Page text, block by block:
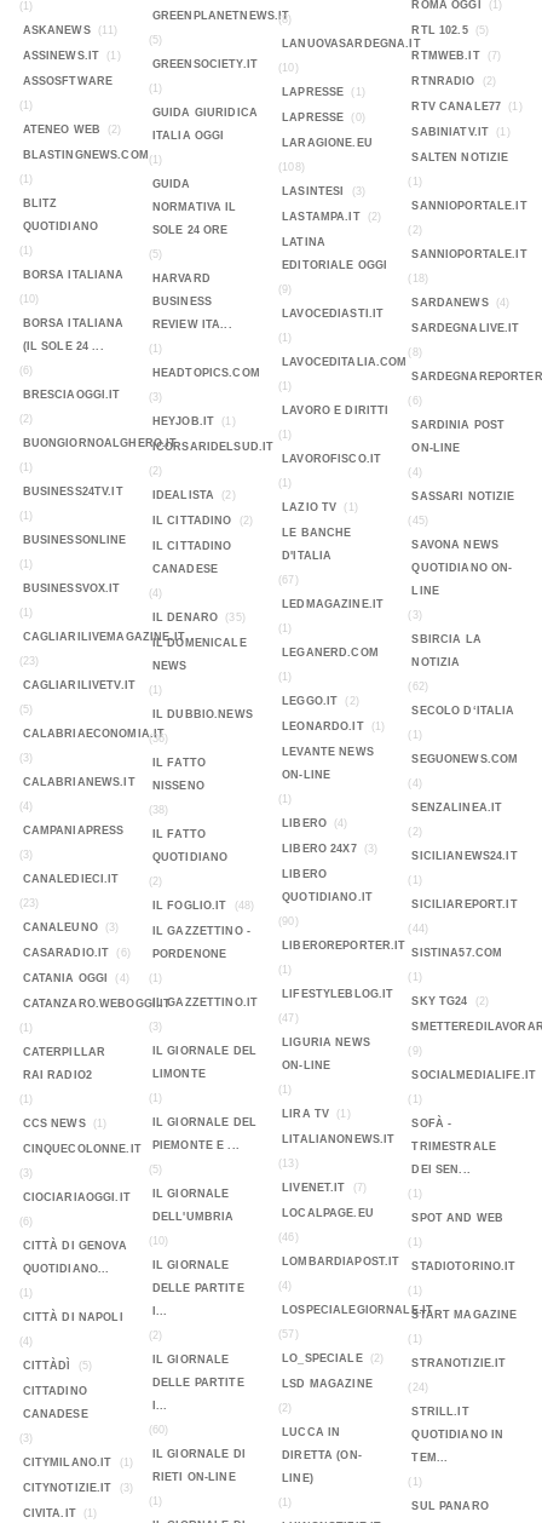
(1)
ASKANEWS
(11)
ASSINEWS.IT (1)
ASSOSFTWARE
(1)
ATENEO WEB
(2)
BLASTINGNEWS.COM
(1)
BLITZ
QUOTIDIANO
(1)
BORSA ITALIANA
(10)
BORSA ITALIANA
(IL SOLE 24 ...
(6)
BRESCIAOGGI.IT
(2)
BUONGIORNOALGHERO.IT
(1)
BUSINESS24TV.IT
(1)
BUSINESSONLINE
(1)
BUSINESSVOX.IT
(1)
CAGLIARILIVEMAGAZINE.IT
(23)
CAGLIARILIVETV.IT
(5)
CALABRIAECONOMIA.IT
(3)
CALABRIANEWS.IT
(4)
CAMPANIAPRESS
(3)
CANALEDIECI.IT
(23)
CANALEUNO
(3)
CASARADIO.IT (6)
CATANIA OGGI (4)
CATANZARO.WEBOGGI.IT
(1)
CATERPILLAR
RAI RADIO2
(1)
CCS NEWS
(1)
CINQUECOLONNE.IT
(3)
CIOCIARIAOGGI.IT
(6)
CITTÀ DI GENOVA
QUOTIDIANO...
(1)
CITTÀ DI NAPOLI
(4)
CITTÀDÌ
(5)
CITTADINO
CANADESE
(3)
CITYMILANO.IT
(1)
CITYNOTIZIE.IT (3)
CIVITA.IT (1)
GREENPLANETNEWS.IT
(5)
GREENSOCIETY.IT
(1)
GUIDA GIURIDICA
ITALIA OGGI
(1)
GUIDA
NORMATIVA IL
SOLE 24 ORE
(5)
HARVARD
BUSINESS
REVIEW ITA...
(1)
HEADTOPICS.COM
(3)
HEYJOB.IT
(1)
ICORSARIDELSUD.IT
(2)
IDEALISTA
(2)
IL CITTADINO (2)
IL CITTADINO
CANADESE
(4)
IL DENARO
(35)
IL DOMENICALE
NEWS
(1)
IL DUBBIO.NEWS
(36)
IL FATTO
NISSENO
(38)
IL FATTO
QUOTIDIANO
(2)
IL FOGLIO.IT
(48)
IL GAZZETTINO -
PORDENONE
(1)
IL GAZZETTINO.IT
(3)
IL GIORNALE DEL
LIMONTE
(1)
IL GIORNALE DEL
PIEMONTE E ...
(5)
IL GIORNALE
DELL'UMBRIA
(10)
IL GIORNALE
DELLE PARTITE
I...
(2)
IL GIORNALE
DELLE PARTITE
I...
(60)
IL GIORNALE DI
RIETI ON-LINE
(1)
(8)
LANUOVASARDEGNA.IT
(10)
LAPRESSE
(1)
LAPRESSE (0)
LARAGIONE.EU
(108)
LASINTESI
(3)
LASTAMPA.IT (2)
LATINA
EDITORIALE OGGI
(9)
LAVOCEDIASTI.IT
(1)
LAVOCEDITALIA.COM
(1)
LAVORO E DIRITTI
(1)
LAVOROFISCO.IT
(1)
LAZIO TV
(1)
LE BANCHE
D'ITALIA
(67)
LEDMAGAZINE.IT
(1)
LEGANERD.COM
(1)
LEGGO.IT
(2)
LEONARDO.IT (1)
LEVANTE NEWS
ON-LINE
(1)
LIBERO
(4)
LIBERO 24X7 (3)
LIBERO
QUOTIDIANO.IT
(90)
LIBEROREPORTER.IT
(1)
LIFESTYLEBLOG.IT
(47)
LIGURIA NEWS
ON-LINE
(1)
LIRA TV
(1)
LITALIANONEWS.IT
(13)
LIVENET.IT
(7)
LOCALPAGE.EU
(46)
LOMBARDIAPOST.IT
(4)
LOSPECIALEGIORNALE.IT
(57)
LO_SPECIALE
(2)
LSD MAGAZINE
(2)
LUCCA IN
DIRETTA (ON-
LINE)
(1)
ROMA OGGI (1)
RTL 102.5 (5)
RTMWEB.IT (7)
RTNRADIO (2)
RTV CANALE77 (1)
SABINIATV.IT (1)
SALTEN NOTIZIE
(1)
SANNIOPORTALE.IT
(2)
SANNIOPORTALE.IT
(18)
SARDANEWS
(4)
SARDEGNALIVE.IT
(8)
(6)
SARDINIA POST
ON-LINE
(4)
SASSARI NOTIZIE
(45)
SAVONA NEWS
QUOTIDIANO ON-
LINE
(3)
SBIRCIA LA
NOTIZIA
(62)
SECOLO D‘ITALIA
(1)
SEGUONEWS.COM
(4)
SENZALINEA.IT
(2)
SICILIANEWS24.IT
(1)
SICILIAREPORT.IT
(44)
SISTINA57.COM
(1)
SKY TG24
(2)
(9)
SOCIALMEDIALIFE.IT
(1)
SOFÀ -
TRIMESTRALE
DEI SEN...
(1)
SPOT AND WEB
(1)
STADIOTORINO.IT
(1)
START MAGAZINE
(1)
STRANOTIZIE.IT
(24)
STRILL.IT
QUOTIDIANO IN
TEM...
(1)
SUL PANARO